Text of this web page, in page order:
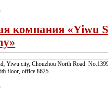
компания «Yiwu
Yiwu city, Chouzhou North Road.
floor, office 8625